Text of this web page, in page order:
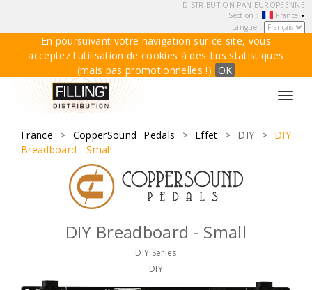
DISTRIBUTION PAN-EUROPEENNE
Section :
France
Langue :
En poursuivant votre navigation sur ce site, vous
acceptez l'utilisation de cookies à des fins statistiques
(mais pas promotionnelles !) OK
France > CopperSound Pedals > Effet > DIY > DIY
Breadboard - Small
DIY Breadboard - Small
DIY Series
DIY